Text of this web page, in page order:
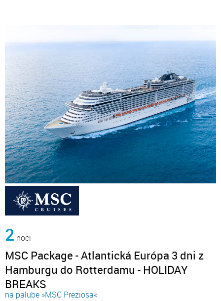
2 noci
MSC Package - Atlantická Európa 3 dni z
Hamburgu do Rotterdamu - HOLIDAY
BREAKS
na palube »MSC Preziosa«